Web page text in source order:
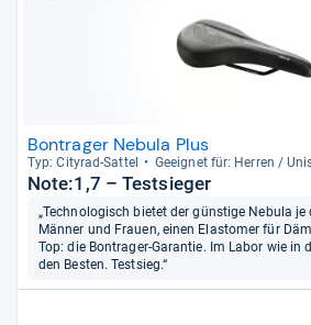
Bontrager Nebula Plus
Typ: City­rad-​Sat­tel Geeig­net für: Her­ren /
Note:1,7 – Testsieger
„Technologisch bietet der günstige Nebula
Männer und Frauen, einen Elastomer für
Top: die Bontrager-Garantie. Im Labor wie in
den Besten. Testsieg.“